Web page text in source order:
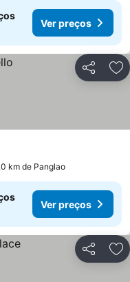
Ver preços
Partilhar
km de Panglao
Ver preços
Partilhar